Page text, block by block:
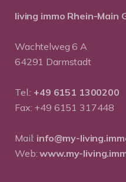
living immo Rhein-Main
Wachtelweg 6 A
64291 Darmstadt
Tel.: +49 6151 1300200
Fax: +49 6151 317448
Mail: info@my-
Web:www.my-